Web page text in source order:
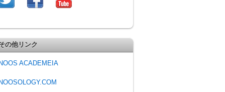
の他リンク
ACADEMEIA